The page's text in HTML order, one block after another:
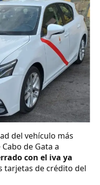
del vehículo más
de Gata a
con el iva ya
tarjetas de crédito del